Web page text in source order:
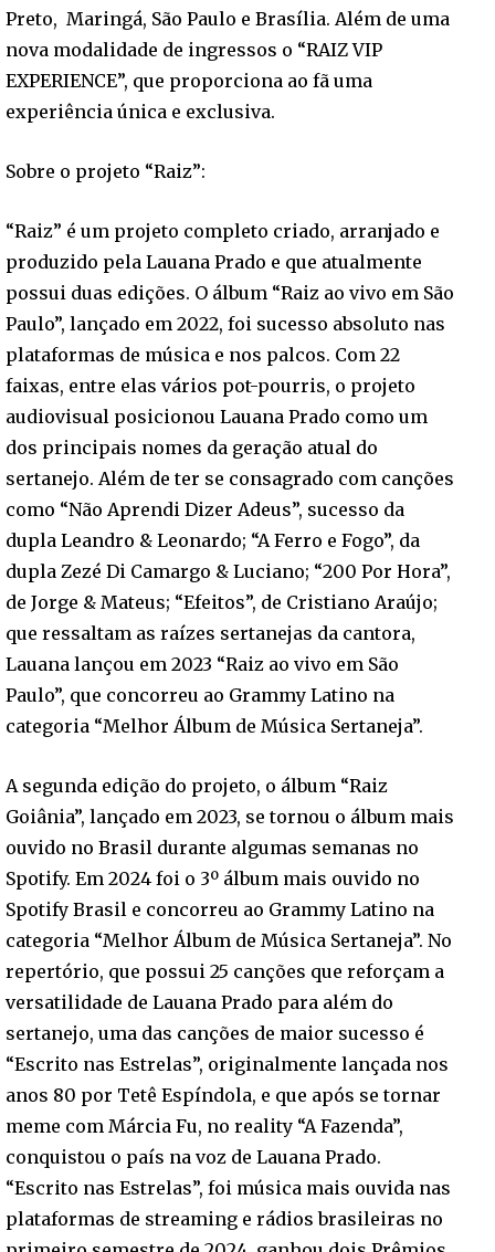
Preto, Maringá, São Paulo e Brasília. Além de uma
nova modalidade de ingressos o “RAIZ VIP
EXPERIENCE”, que proporciona ao fã uma
experiência única e exclusiva.
Sobre o projeto “Raiz”:
“Raiz” é um projeto completo criado, arranjado e
produzido pela Lauana Prado e que atualmente
possui duas edições. O álbum “Raiz ao vivo em São
Paulo”, lançado em 2022, foi sucesso absoluto nas
plataformas de música e nos palcos. Com 22
faixas, entre elas vários pot-pourris, o projeto
audiovisual posicionou Lauana Prado como um
dos principais nomes da geração atual do
sertanejo. Além de ter se consagrado com canções
como “Não Aprendi Dizer Adeus”, sucesso da
dupla Leandro & Leonardo; “A Ferro e Fogo”, da
dupla Zezé Di Camargo & Luciano; “200 Por Hora”,
de Jorge & Mateus; “Efeitos”, de Cristiano Araújo;
que ressaltam as raízes sertanejas da cantora,
Lauana lançou em 2023 “Raiz ao vivo em São
Paulo”, que concorreu ao Grammy Latino na
categoria “Melhor Álbum de Música Sertaneja”.
A segunda edição do projeto, o álbum “Raiz
Goiânia”, lançado em 2023, se tornou o álbum mais
ouvido no Brasil durante algumas semanas no
Spotify. Em 2024 foi o 3º álbum mais ouvido no
Spotify Brasil e concorreu ao Grammy Latino na
categoria “Melhor Álbum de Música Sertaneja”. No
repertório, que possui 25 canções que reforçam a
versatilidade de Lauana Prado para além do
sertanejo, uma das canções de maior sucesso é
“Escrito nas Estrelas”, originalmente lançada nos
anos 80 por Tetê Espíndola, e que após se tornar
meme com Márcia Fu, no reality “A Fazenda”,
conquistou o país na voz de Lauana Prado.
“Escrito nas Estrelas”, foi música mais ouvida nas
plataformas de streaming e rádios brasileiras no